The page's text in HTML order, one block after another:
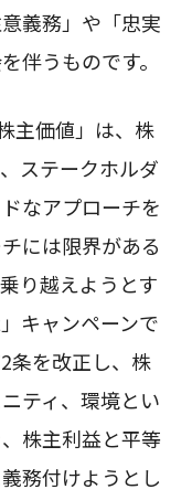
義務」や「忠実
伴うものです。
主価値」は、株
ステークホルダ
なアプローチを
には限界がある
り越えようとす
キャンペーンで
条を改正し、株
ティ、環境とい
株主利益と平等
務付けようとし